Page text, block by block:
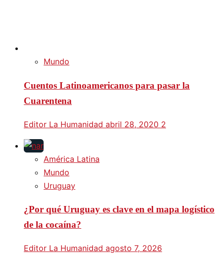
Mundo
Cuentos Latinoamericanos para pasar la
Cuarentena
Editor La Humanidad abril 28, 2020 2
América Latina
Mundo
Uruguay
¿Por qué Uruguay es clave en el mapa logístico
de la cocaína?
Editor La Humanidad agosto 7, 2026